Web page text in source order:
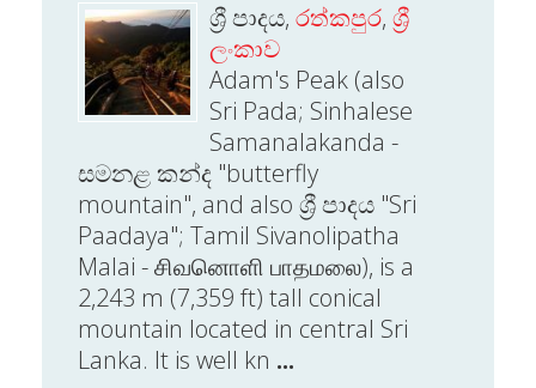
ශ්‍රී පාදය, රත්කපුර, ශ්‍රී
ලංකාව
Adam's Peak (also
Sri Pada; Sinhalese
Samanalakanda -
සමනළ කන්ද "butterfly
mountain", and also ශ්‍රී පාදය "Sri
Paadaya"; Tamil Sivanolipatha
Malai - சிவனொளி பாதமலை), is a
2,243 m (7,359 ft) tall conical
mountain located in central Sri
Lanka. It is well kn ...